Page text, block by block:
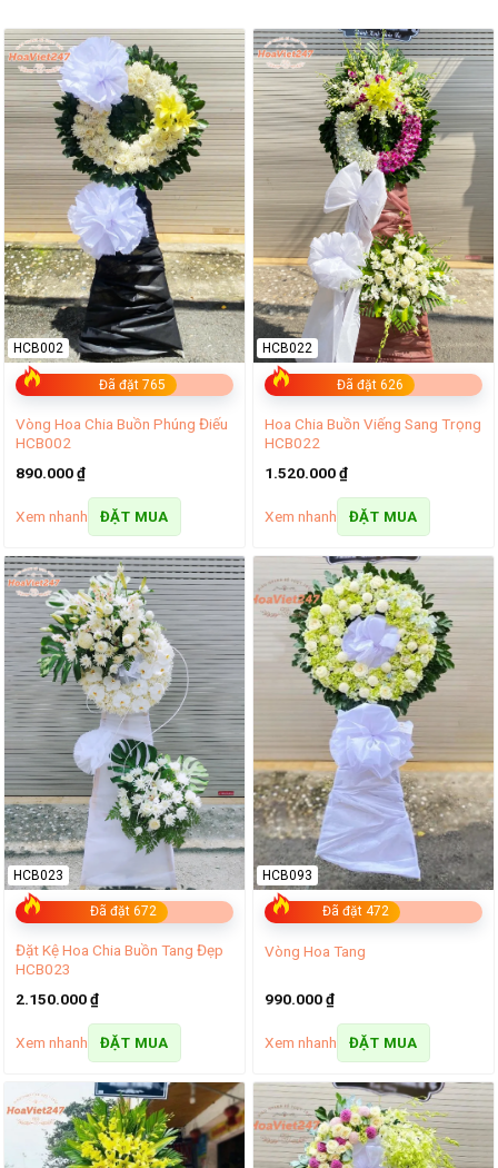
Đã đặt 765
HCB002
Vòng Hoa Chia Buồn Phúng Điếu
HCB002
890.000₫
Xem nhanh ĐẶT MUA
Đã đặt 626
HCB022
Hoa Chia Buồn Viếng Sang Trọng
HCB022
1.520.000₫
Xem nhanh ĐẶT MUA
Đã đặt 672
HCB023
Đặt Kệ Hoa Chia Buồn Tang Đẹp
HCB023
2.150.000₫
Xem nhanh ĐẶT MUA
Đã đặt 472
HCB093
Vòng Hoa Tang
990.000₫
Xem nhanh ĐẶT MUA